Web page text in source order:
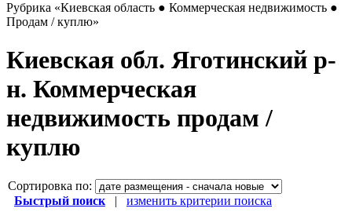
Рубрика «Киевская область ● Коммерческая недвижимость ●
Продам / куплю»
Киевская обл. Яготинский р-
н. Коммерческая
недвижимость продам /
куплю
Сортировка по:
Быстрый поиск | изменить критерии поиска